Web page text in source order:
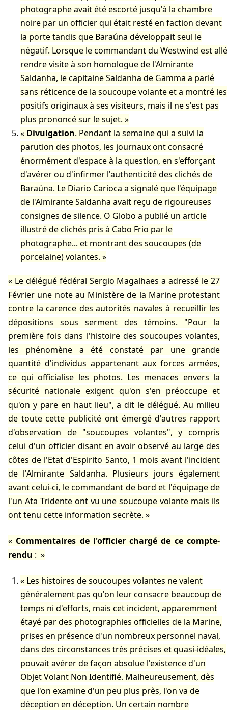
photographe avait été escorté jusqu'à la chambre
noire par un officier qui était resté en faction devant
la porte tandis que Baraúna développait seul le
négatif. Lorsque le commandant du Westwind est allé
rendre visite à son homologue de l'Almirante
Saldanha, le capitaine Saldanha de Gamma a parlé
sans réticence de la soucoupe volante et a montré les
positifs originaux à ses visiteurs, mais il ne s'est pas
plus prononcé sur le sujet.
Divulgation. Pendant la semaine qui a suivi la
parution des photos, les journaux ont consacré
énormément d'espace à la question, en s'efforçant
d'avérer ou d'infirmer l'authenticité des clichés de
Baraúna. Le Diario Carioca a signalé que l'équipage
de l'Almirante Saldanha avait reçu de rigoureuses
consignes de silence. O Globo a publié un article
illustré de clichés pris à Cabo Frio par le
photographe... et montrant des soucoupes (de
porcelaine) volantes.
Le délégué fédéral Sergio Magalhaes a adressé le 27
Février une note au Ministère de la Marine protestant
contre la carence des autorités navales à recueillir les
dépositions sous serment des témoins. "Pour la
première fois dans l'histoire des soucoupes volantes,
les phénomène a été constaté par une grande
quantité d'individus appartenant aux forces armées,
ce qui officialise les photos. Les menaces envers la
sécurité nationale exigent qu'on s'en préoccupe et
qu'on y pare en haut lieu", a dit le délégué. Au milieu
de toute cette publicité ont émergé d'autres rapport
d'observation de "soucoupes volantes", y compris
celui d'un officier disant en avoir observé au large des
côtes de l'Etat d'Espirito Santo, 1 mois avant l'incident
de l'Almirante Saldanha. Plusieurs jours également
avant celui-ci, le commandant de bord et l'équipage de
l'un Ata Tridente ont vu une soucoupe volante mais ils
ont tenu cette information secrète.
Commentaires de l'officier chargé de ce compte-
rendu :
Les histoires de soucoupes volantes ne valent
généralement pas qu'on leur consacre beaucoup de
temps ni d'efforts, mais cet incident, apparemment
étayé par des photographies officielles de la Marine,
prises en présence d'un nombreux personnel naval,
dans des circonstances très précises et quasi-idéales,
pouvait avérer de façon absolue l'existence d'un
Objet Volant Non Identifié. Malheureusement, dès
que l'on examine d'un peu plus près, l'on va de
déception en déception. Un certain nombre